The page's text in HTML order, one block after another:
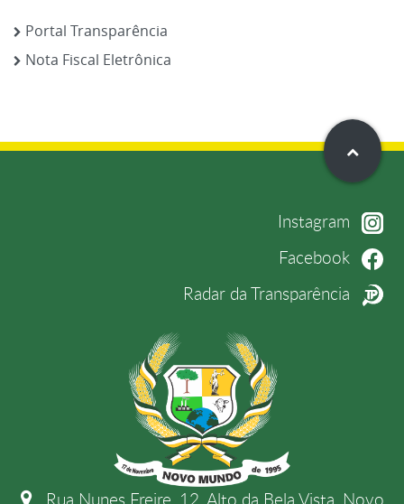
Portal Transparência
Nota Fiscal Eletrônica
Instagram
Facebook
Radar da Transparência
Rua Nunes Freire, 12, Alto da Bela Vista, Novo